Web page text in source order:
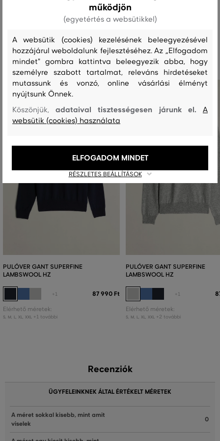
Ajánlott termékek
PULÓVER GANT SUPERFINE
LAMBSWOOL HZ
+1 87 990 Ft
Elérhető méretek:
S M L XL XXL +1 további
PULÓVER GANT SUPERFINE
LAMBSWOOL HZ
+1
Elérhető méretek:
S M L XL XXL +2 további
Recenziók
ÜGYFELEINKNEK ÁLTAL ÉRTÉKELT MÉRETEK
A méret sokkal kisebb, mint amit
viselek
0
működjön
(egyetértés a websütikkel)
A websütik (cookies) kezelésének beleegyezésével
hozzájárul weboldalunk fejlesztéséhez. Az „Elfogadom
mindet" gombra kattintva beleegyezik abba, hogy
személyre szabott tartalmat, releváns hirdetéseket
mutassunk és vonzó, online vásárlási élményt
nyújtsunk Önnek.
Köszönjük,adataival tisztességesen járunk el.A
websütik (cookies) használata
RÉSZLETES BEÁLLÍTÁSOK
ELFOGADOM MINDET